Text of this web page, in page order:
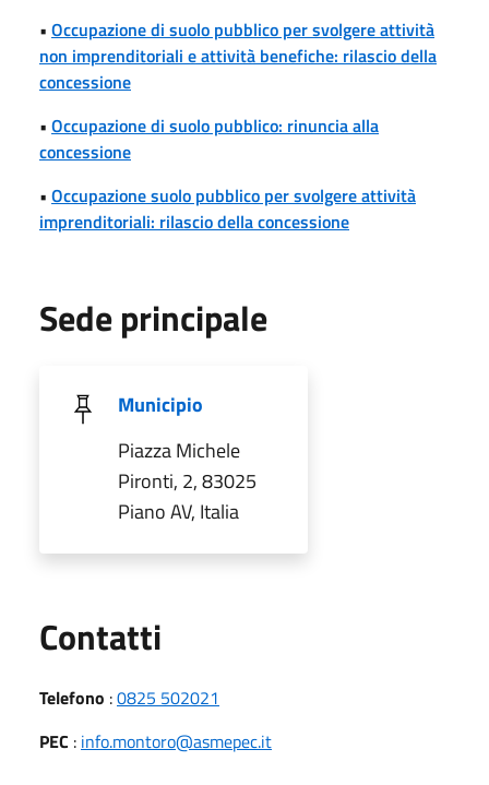
• Occupazione di suolo pubblico per svolgere attività
non imprenditoriali e attività benefiche: rilascio della
concessione
• Occupazione di suolo pubblico: rinuncia alla
concessione
• Occupazione suolo pubblico per svolgere attività
imprenditoriali: rilascio della concessione
Sede principale
Municipio
Piazza Michele
Pironti, 2, 83025
Piano AV, Italia
Contatti
Telefono :0825 502021
PEC : info.montoro@asmepec.it